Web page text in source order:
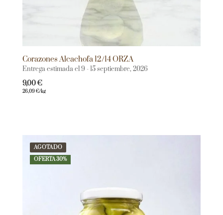
Corazones Alcachofa 12/14 ORZA
Entrega estimada el 9 - 15 septiembre, 2026
9,00€
26,09€/kg
AGOTADO
OFERTA 30%